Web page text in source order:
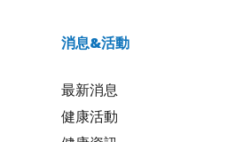
消息&活動
最新消息
健康活動